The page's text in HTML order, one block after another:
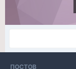
ПОСТОВ